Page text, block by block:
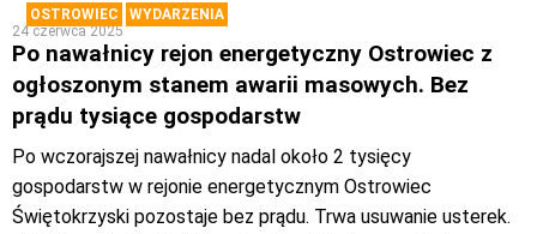
OSTROWIEC
WYDARZENIA
24 czerwca 2025
Po nawałnicy rejon energetyczny Ostrowiec z
ogłoszonym stanem awarii masowych. Bez
prądu tysiące gospodarstw
Po wczorajszej nawałnicy nadal około 2 tysięcy
gospodarstw w rejonie energetycznym Ostrowiec
Świętokrzyski pozostaje bez prądu. Trwa usuwanie usterek.